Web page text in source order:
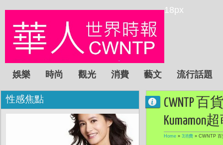
18px
娛樂 時尚 觀光 消費 藝文 流行話題
CWNTP
Kumamon
Home » 3消費 » CWNTP 百
性感焦點